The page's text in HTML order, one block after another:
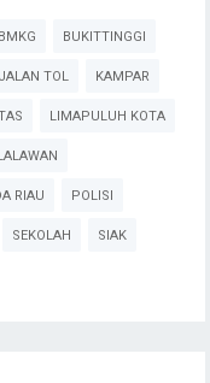
BMKG BUKITTINGGI
JALAN TOL KAMPAR
LIMAPULUH KOTA
RIAU POLISI
SEKOLAH SIAK